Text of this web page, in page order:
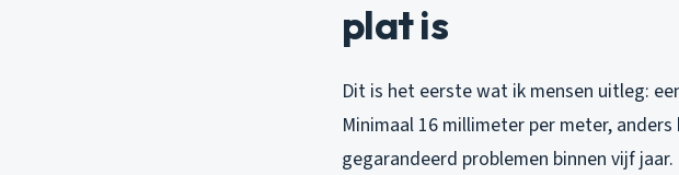
plat is
Dit is het eerste wat ik mensen uitleg:
Minimaal 16 millimeter per meter,
gegarandeerd problemen binnen vijf jaar.